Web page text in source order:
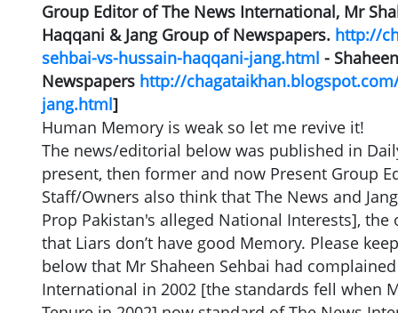
Group Editor of The News International, Mr
Haqqani & Jang Group of Newspapers. http://
sehbai-vs-hussain-haqqani-jang.html -
Newspapers http://
jang.html]
Human Memory is weak so let me revive it!
The news/editorial below was published in
present, then former and now Present Group
Staff/Owners also think that The News and
Prop Pakistan's alleged National Interests],
that Liars don’t have good Memory. Please
below that Mr Shaheen Sehbai had
International in 2002 [the standards fell when